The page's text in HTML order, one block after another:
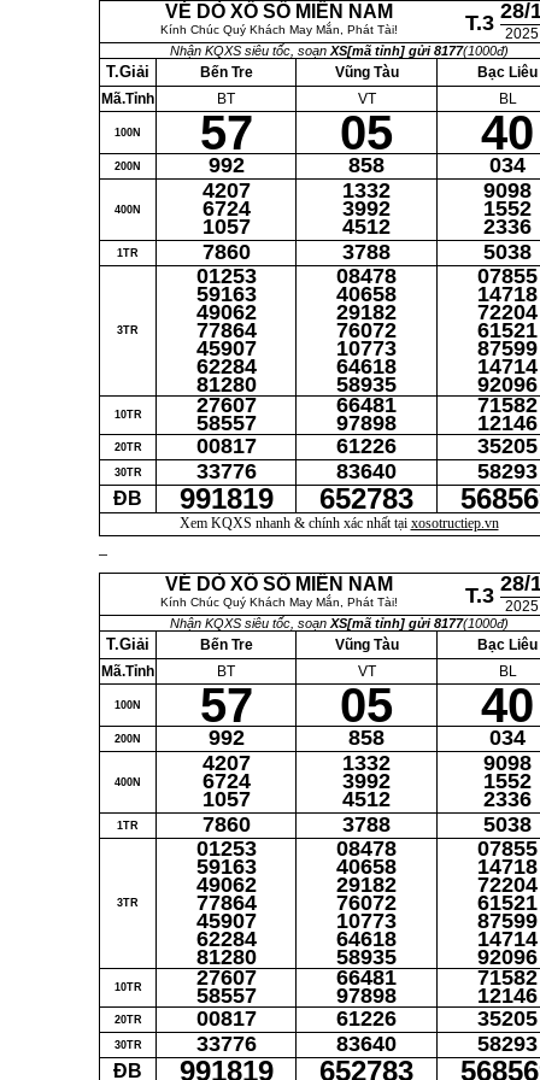
VÉ DÒ XỔ SỐ MIỀN NAM
Kính Chúc Quý Khách May Mắn, Phát Tài! T.3 28/
2025
Nhận KQXS siêu tốc, soạn XS[mã tỉnh] gửi 8177(1000đ)
T.Giải
Mã.Tỉnh
100N
200N
400N
1TR
3TR
10TR
20TR
30TR
ĐB
Bến Tre
BT
57
992
4207
6724
1057
7860
01253
59163
49062
77864
45907
62284
81280
27607
58557
00817
33776
991819
Vũng Tàu
VT
05
858
1332
3992
4512
3788
08478
40658
29182
76072
10773
64618
58935
66481
97898
61226
83640
652783
Bạc Liêu
BL
40
034
9098
1552
2336
5038
07855
14718
72204
61521
87599
14714
92096
71582
12146
35205
58293
Xem KQXS nhanh & chính xác nhất tại xosotructiep.vn
VÉ DÒ XỔ SỐ MIỀN NAM
Kính Chúc Quý Khách May Mắn, Phát Tài! T.3 28/
2025
Nhận KQXS siêu tốc, soạn XS[mã tỉnh] gửi 8177(1000đ)
T.Giải
Mã.Tỉnh
100N
200N
400N
1TR
3TR
10TR
20TR
30TR
ĐB
Bến Tre
BT
57
992
4207
6724
1057
7860
01253
59163
49062
77864
45907
62284
81280
27607
58557
00817
33776
991819
Vũng Tàu
VT
05
858
1332
3992
4512
3788
08478
40658
29182
76072
10773
64618
58935
66481
97898
61226
83640
652783
Bạc Liêu
BL
40
034
9098
1552
2336
5038
07855
14718
72204
61521
87599
14714
92096
71582
12146
35205
58293